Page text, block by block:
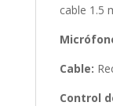
cable 1.5
Cable:
Control